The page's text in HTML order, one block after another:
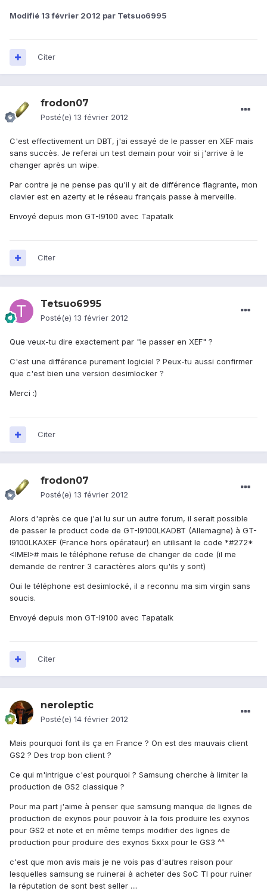
Modifié 13 février 2012 par Tetsuo6995
Citer
frodon07
Posté(e) 13 février 2012
C'est effectivement un DBT, j'ai essayé de le passer en XEF mais
sans succès. Je referai un test demain pour voir si j'arrive à le
changer après un wipe.
Par contre je ne pense pas qu'il y ait de différence flagrante, mon
clavier est en azerty et le réseau français passe à merveille.
Envoyé depuis mon GT-I9100 avec Tapatalk
Citer
Tetsuo6995
Posté(e) 13 février 2012
Que veux-tu dire exactement par "le passer en XEF" ?
C'est une différence purement logiciel ? Peux-tu aussi confirmer
que c'est bien une version desimlocker ?
Merci :)
Citer
frodon07
Posté(e) 13 février 2012
Alors d'après ce que j'ai lu sur un autre forum, il serait possible
de passer le product code de GT-I9100LKADBT (Allemagne) à GT-
I9100LKAXEF (France hors opérateur) en utilisant le code *#272*
<IMEI># mais le téléphone refuse de changer de code (il me
demande de rentrer 3 caractères alors qu'ils y sont)
Oui le téléphone est desimlocké, il a reconnu ma sim virgin sans
soucis.
Envoyé depuis mon GT-I9100 avec Tapatalk
Citer
neroleptic
Posté(e) 14 février 2012
Mais pourquoi font ils ça en France ? On est des mauvais client
GS2 ? Des trop bon client ?
Ce qui m'intrigue c'est pourquoi ? Samsung cherche à limiter la
production de GS2 classique ?
Pour ma part j'aime à penser que samsung manque de lignes de
production de exynos pour pouvoir à la fois produire les exynos
pour GS2 et note et en même temps modifier des lignes de
production pour produire des exynos 5xxx pour le GS3 ^^
c'est que mon avis mais je ne vois pas d'autres raison pour
lesquelles samsung se ruinerai à acheter des SoC TI pour ruiner
la réputation de sont best seller ....